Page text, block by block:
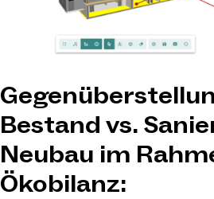
Bestand vs.
Neubau im
Ökobilanz: